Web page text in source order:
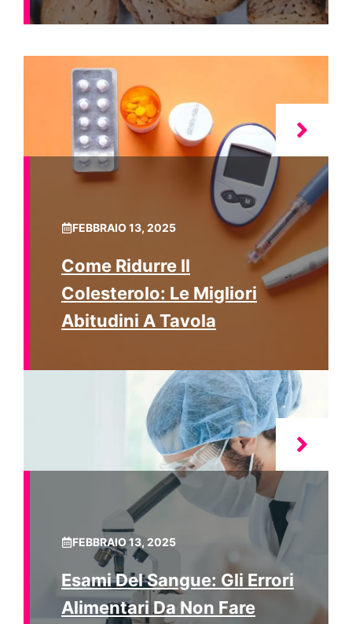
FEBBRAIO 13, 2025
Come Ridurre Il
Colesterolo: Le Migliori
Abitudini A Tavola
FEBBRAIO 13, 2025
Esami Del Sangue: Gli Errori
Alimentari Da Non Fare